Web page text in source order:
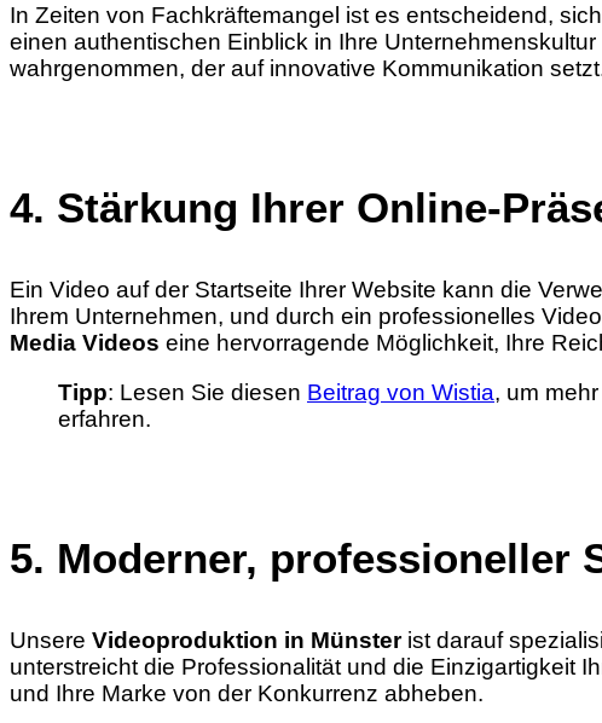
In Zeiten von Fachkräftemangel ist es entscheidend,
einen authentischen Einblick in Ihre
wahrgenommen, der auf innovative Kommunikation
4. Stärkung Ihrer Online-
Ein Video auf der Startseite Ihrer Website kann die
Ihrem Unternehmen, und durch ein professionelles
Media Videos eine hervorragende Möglichkeit, Ihre
Tipp: Lesen Sie diesen Beitrag von Wistia, um
erfahren.
5. Moderner, professioneller
Unsere Videoproduktion in Münsterist darauf
unterstreicht die Professionalität und die Einzigartigkeit
und Ihre Marke von der Konkurrenz abheben.